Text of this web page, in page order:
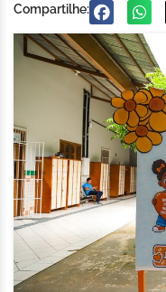
Compartilhe: